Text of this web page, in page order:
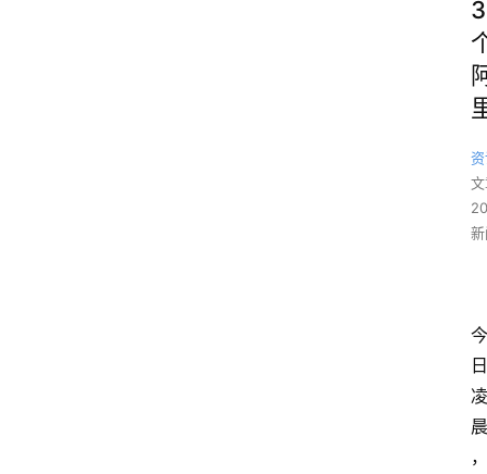
3
今
日
凌
晨
，